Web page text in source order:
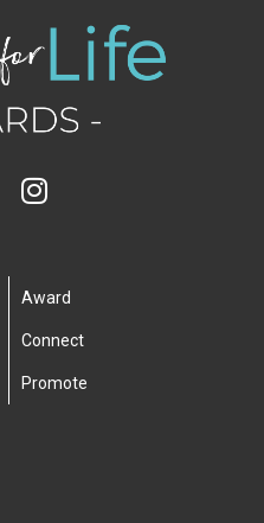
Award
Connect
Promote